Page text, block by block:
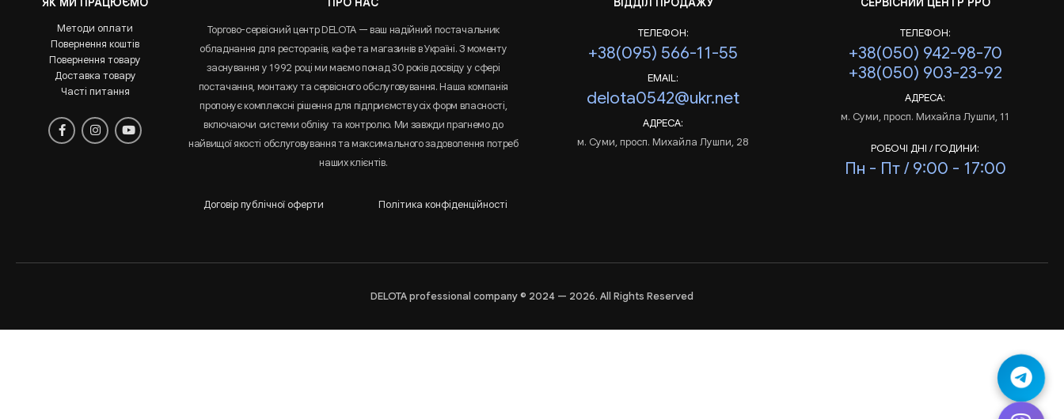
Методи оплати
Повернення коштів
Повернення товару
Доставка товару
Часті питання
Торгово-сервісний центр DELOTA — ваш надійний постачальник
обладнання для ресторанів, кафе та магазинів в Україні. З моменту
заснування у 1992 році ми маємо понад 30 років досвіду у сфері
постачання, монтажу та сервісного обслуговування. Наша компанія
пропонує комплексні рішення для підприємств усіх форм власності,
включаючи системи обліку та контролю. Ми завжди прагнемо до
найвищої якості обслуговування та максимального задоволення потреб
наших клієнтів.
Договір публічної оферти Політика конфіденційності
ТЕЛЕФОН:
+38(095) 566-11-55
EMAIL:
delota0542@ukr.net
АДРЕСА:
м. Суми, просп. Михайла Лушпи, 28
ТЕЛЕФОН:
+38(050) 942-98-70
+38(050) 903-23-92
АДРЕСА:
м. Суми, просп. Михайла Лушпи, 11
РОБОЧІ ДНІ / ГОДИНИ:
Пн - Пт / 9:00 - 17:00
DELOTA professional company © 2024 — 2026. All Rights Reserved